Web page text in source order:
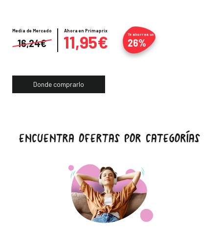
Precio
Media de Mercado
16,24€
Ahora en Primaprix
11,95€ Te ahorras un
26%
Donde comprarlo
ENCUENTRA OFERTAS POR CATEGORÍAS